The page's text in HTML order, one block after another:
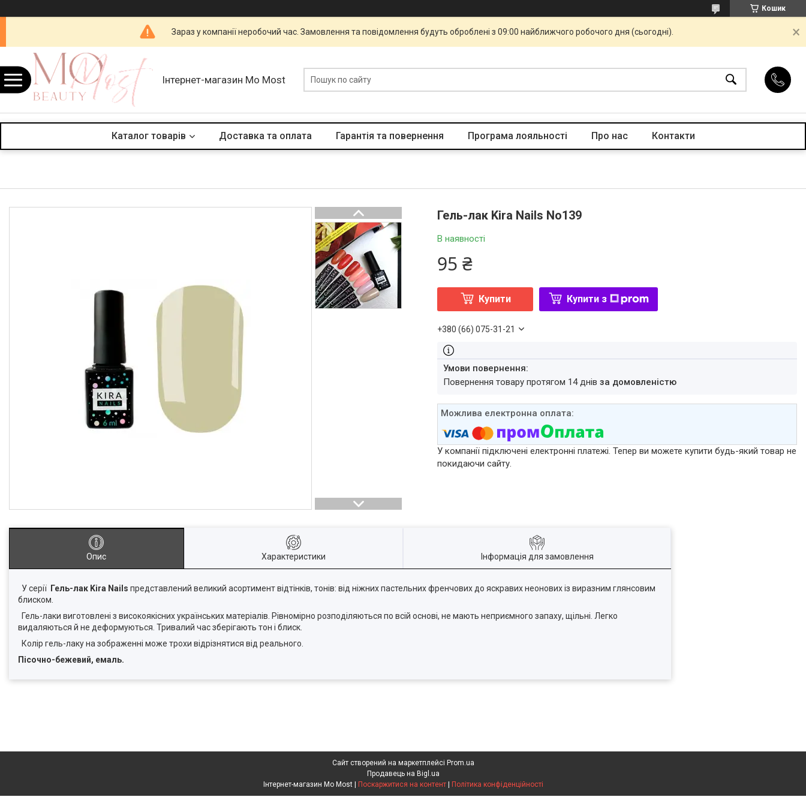
Кошик
Зараз у компанії неробочий час. Замовлення та повідомлення будуть оброблені з 09:00 найближчого робочого дня (сьогодні).
Інтернет-магазин Mo Most
Каталог товарів Доставка та оплата Гарантія та повернення Програма лояльності Про нас Контакти
Гель-лак Kira Nails No139
В наявності
95 ₴
Купити Купити з
+380 (66) 075-31-21
повернення товару протягом 14 днівза домовленістю
У компанії підключені електронні платежі. Тепер ви можете купити будь-який товар не
покидаючи сайту.
Опис Характеристики Інформація для замовлення
У серії Гель-лак Kira Nails представлений великий асортимент відтінків, тонів: від ніжних пастельних френчових до яскравих неонових із виразним глянсовим
блиском.
Гель-лаки виготовлені з високоякісних українських матеріалів. Рівномірно розподіляються по всій основі, не мають неприємного запаху, щільні. Легко
видаляються й не деформуються. Тривалий час зберігають тон і блиск.
Колір гель-лаку на зображенні може трохи відрізнятися від реального.
Пісочно-бежевий, емаль.
Сайт створений на маркетплейсі Prom.ua
Продавець на Bigl.ua
Поскаржитися на контент Політика конфіденційності